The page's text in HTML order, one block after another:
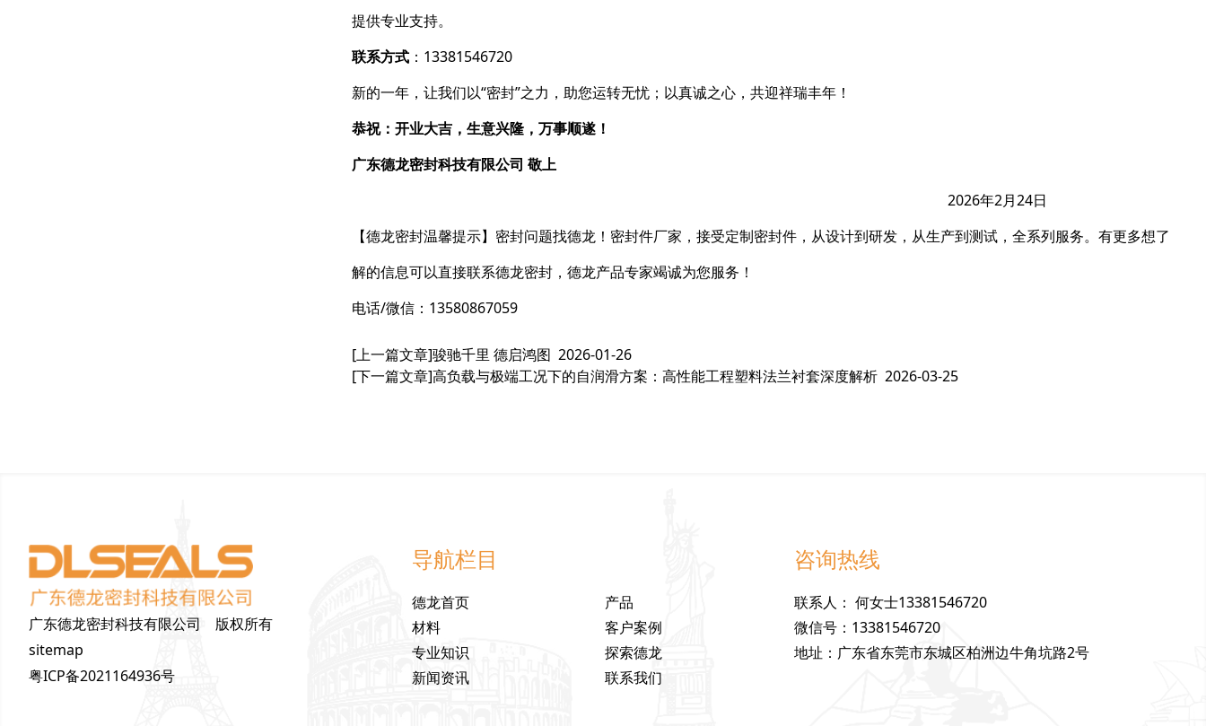
提供专业支持。
联系方式：13381546720
新的一年，让我们以“密封”之力，助您运转无忧；以真诚之心，共迎祥瑞丰年！
恭祝：开业大吉，生意兴隆，万事顺遂！
广东德龙密封科技有限公司 敬上
2026年2月24日
【德龙密封温馨提示】密封问题找德龙！密封件厂家，接受定制密封件，从设计到研发，从生产到测试，全系列服务。有更多想了
解的信息可以直接联系德龙密封，德龙产品专家竭诚为您服务！
电话/微信：13580867059
[上一篇文章]骏驰千里 德启鸿图 2026-01-26
[下一篇文章]高负载与极端工况下的自润滑方案：高性能工程塑料法兰衬套深度解析 2026-03-25
广东德龙密封科技有限公司 版权所有
sitemap
粤ICP备2021164936号
导航栏目
德龙首页
产品
材料
客户案例
专业知识
探索德龙
新闻资讯
联系我们
咨询热线
联系人 ：何女士13381546720
微信号 ： 13381546720
地址 ： 广东省东莞市东城区柏洲边牛角坑路2号